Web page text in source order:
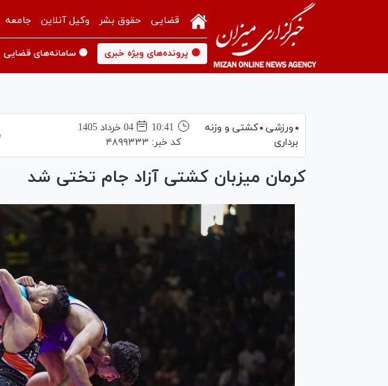
قضایی حقوق بشر وکیل آنلاین جامعه
🟡 پرونده‌های ویژه خبری 🟡 سامانه‌های قضایی
ورزشی کشتی و وزنه
برداری
10:41
04 خرداد 1405
کد خبر: ۴۸۹۹۳۳۳
کرمان میزبان کشتی آزاد جام تختی شد